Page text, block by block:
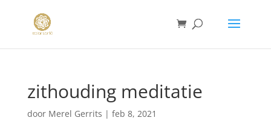
zithouding meditatie
door Merel Gerrits | feb 8, 2021